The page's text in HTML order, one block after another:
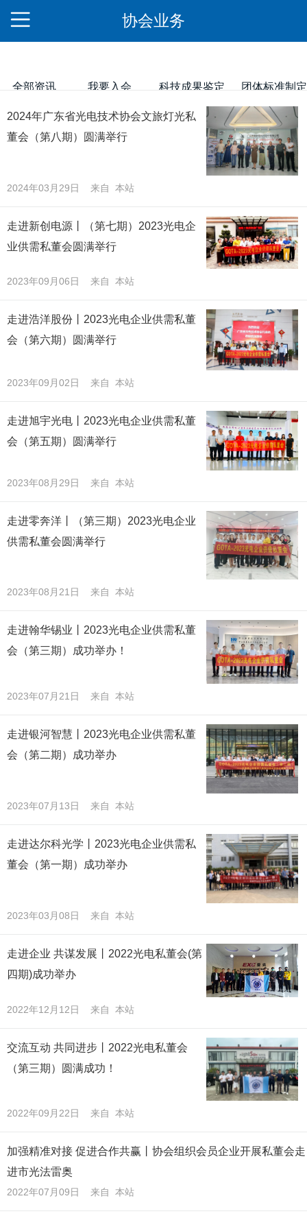
协会业务
全部资讯 我要入会 科技成果鉴定 团体标准制定
2024年广东省光电技术协会文旅灯光私
董会（第八期）圆满举行
2024年03月29日 来自 本站
走进新创电源丨（第七期）2023光电企
业供需私董会圆满举行
2023年09月06日 来自 本站
走进浩洋股份丨2023光电企业供需私董
会（第六期）圆满举行
2023年09月02日 来自 本站
走进旭宇光电丨2023光电企业供需私董
会（第五期）圆满举行
2023年08月29日 来自 本站
走进零奔洋丨（第三期）2023光电企业
供需私董会圆满举行
2023年08月21日 来自 本站
走进翰华锡业丨2023光电企业供需私董
会（第三期）成功举办！
2023年07月21日 来自 本站
走进银河智慧丨2023光电企业供需私董
会（第二期）成功举办
2023年07月13日 来自 本站
走进达尔科光学丨2023光电企业供需私
董会（第一期）成功举办
2023年03月08日 来自 本站
走进企业 共谋发展丨2022光电私董会(第
四期)成功举办
2022年12月12日 来自 本站
交流互动 共同进步丨2022光电私董会
（第三期）圆满成功！
2022年09月22日 来自 本站
加强精准对接 促进合作共赢丨协会组织会员企业开展私董会走
进市光法雷奥
2022年07月09日 来自 本站